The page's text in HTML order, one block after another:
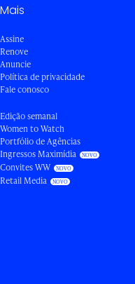
Mais
Assine
Renove
Anuncie
Política de privacidade
Fale conosco
Edição semanal
Women to Watch
Portfólio de Agências
Ingressos Maximídia
Convites WW
Retail Media